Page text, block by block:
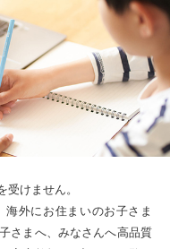
けません。
外にお住まいのお子さま
さまへ、みなさんへ高品質